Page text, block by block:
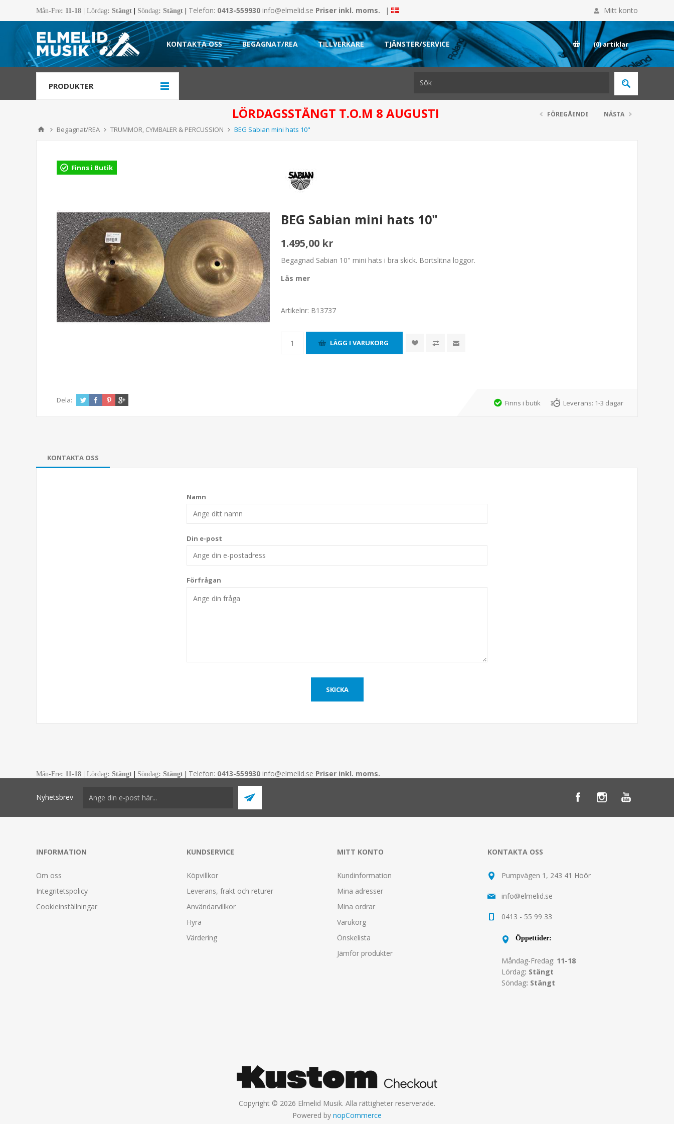
Mån-Fre: 11-18 Lördag: Stängt Söndag: Stängt Telefon: 0413-559930 info@elmelid.se Priser inkl. moms. | Mitt konto
KONTAKTA OSS BEGAGNAT/REA TILLVERKARE TJÄNSTER/SERVICE (0)artiklar
PRODUKTER
LÖRDAGSSTÄNGT T.O.M 8 AUGUSTI
Begagnat/REA TRUMMOR, CYMBALER & PERCUSSION BEG Sabian mini hats 10"
FÖREGÅENDE NÄSTA
Finns i Butik
BEG Sabian mini hats 10"
1.495,00 kr
Begagnad Sabian 10" mini hats i bra skick. Bortslitna loggor.
Läs mer
Artikelnr: B13737
Dela: Finns i butik Leverans: 1-3 dagar
KONTAKTA OSS
Namn
Din e-post
Förfrågan
Mån-Fre: 11-18 Lördag: Stängt Söndag: Stängt Telefon: 0413-559930 info@elmelid.se Priser inkl. moms.
Nyhetsbrev
INFORMATION
Om oss
Integritetspolicy
Cookieinställningar
KUNDSERVICE
Köpvillkor
Leverans, frakt och returer
Användarvillkor
Hyra
Värdering
MITT KONTO
Kundinformation
Mina adresser
Mina ordrar
Varukorg
Önskelista
Jämför produkter
KONTAKTA OSS
Pumpvägen 1, 243 41 Höör
info@elmelid.se
0413 - 55 99 33
Öppettider:
Måndag-Fredag: 11-18
Lördag: Stängt
Söndag: Stängt
Copyright © 2026 Elmelid Musik. Alla rättigheter reserverade.
Powered by nopCommerce